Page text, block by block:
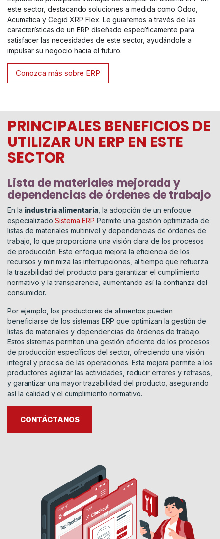
este sector, destacando soluciones a medida como Odoo,
Acumatica y Cegid XRP Flex. Le guiaremos a través de las
características de un ERP diseñado específicamente para
satisfacer las necesidades de este sector, ayudándole a
impulsar su negocio hacia el futuro.
Conozca más sobre ERP
PRINCIPALES BENEFICIOS DE
UTILIZAR UN ERP EN ESTE
SECTOR
Lista de materiales mejorada y
dependencias de órdenes de trabajo
En la industria alimentaria , la adopción de un enfoque
especializado Sistema ERP Permite una gestión optimizada de
listas de materiales multinivel y dependencias de órdenes de
trabajo, lo que proporciona una visión clara de los procesos
de producción. Este enfoque mejora la eficiencia de los
recursos y minimiza las interrupciones, al tiempo que refuerza
la trazabilidad del producto para garantizar el cumplimiento
normativo y la transparencia, aumentando así la confianza del
consumidor.
Por ejemplo, los productores de alimentos pueden
beneficiarse de los sistemas ERP que optimizan la gestión de
listas de materiales y dependencias de órdenes de trabajo.
Estos sistemas permiten una gestión eficiente de los procesos
de producción específicos del sector, ofreciendo una visión
integral y precisa de las operaciones. Esta mejora permite a los
productores agilizar las actividades, reducir errores y retrasos,
y garantizar una mayor trazabilidad del producto, asegurando
así la calidad y el cumplimiento normativo.
CONTÁCTANOS